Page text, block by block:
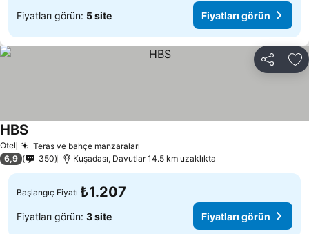
Fiyatları görün: 5 site Fiyatları görün
Paylaş
Otel Teras ve bahçe manzaraları
HBS
6,9 350 Kuşadası, Davutlar 14.5 km uzaklıkta
Başlangıç Fiyatı ₺1.207
Fiyatları görün: 3 site Fiyatları görün